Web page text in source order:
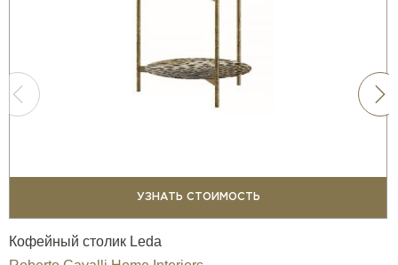
УЗНАТЬ СТОИМОСТЬ
Кофейный столик Leda